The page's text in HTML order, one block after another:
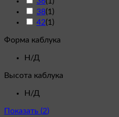
38(1 )
42(1 )
Форма каблука
Н/Д
Высота каблука
Н/Д
Показать (2)